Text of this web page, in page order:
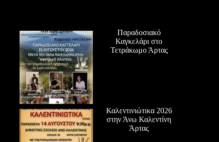
Παραδοσιακό
Καγκελάρι στο
Τετράκωμο Άρτας
Καλεντινιώτικα 2026
στην Άνω Καλεντίνη
Άρτας